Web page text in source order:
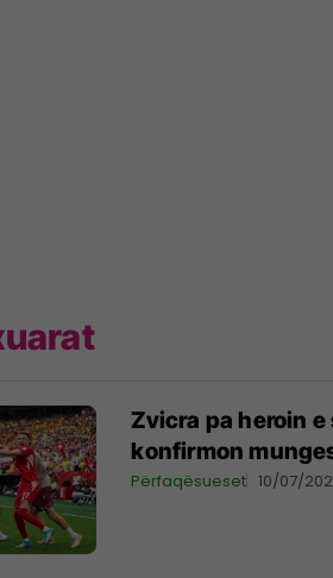
Zvicra pa heroin
konfirmon
Përfaqësueset 10/07/